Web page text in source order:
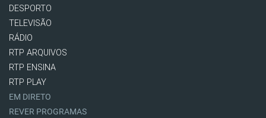
DESPORTO
TELEVISÃO
RÁDIO
RTP ARQUIVOS
RTP ENSINA
RTP PLAY
EM DIRETO
REVER PROGRAMAS